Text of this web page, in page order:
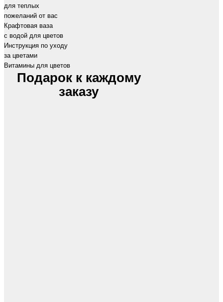
для теплых
пожеланий от вас
Крафтовая ваза
с водой для цветов
Инструкция по уходу
за цветами
Витамины для цветов
Подарок к каждому
заказу